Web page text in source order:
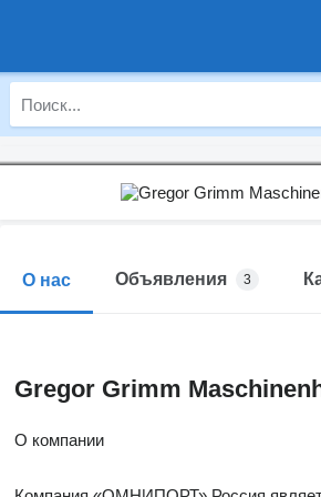
О нас Объявления 3
Gregor Grimm
О компании